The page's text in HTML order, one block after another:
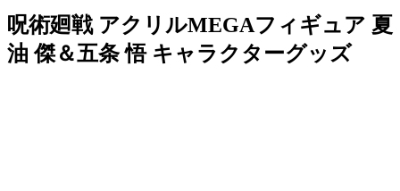
呪術廻戦 アクリルMEGAフィギュア 夏
油 傑＆五条 悟 キャラクターグッズ